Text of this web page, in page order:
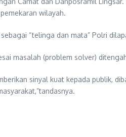
wilayah.
“telinga dan mata” Polri
masalah (problem solver)
sinyal kuat kepada publik,